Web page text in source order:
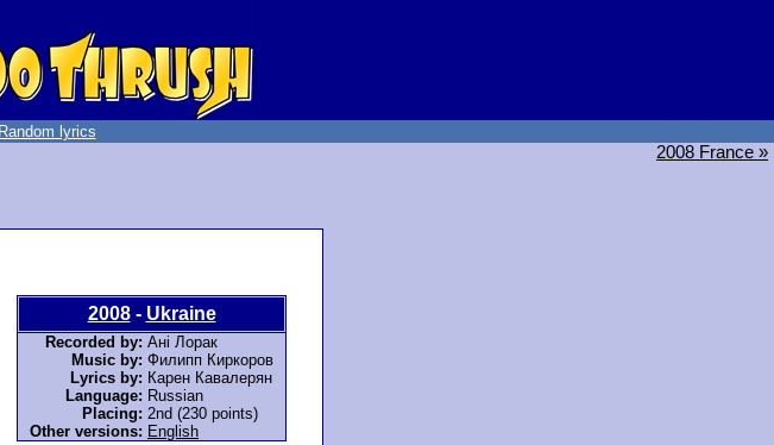
Random lyrics
2008 France »
2008- Ukraine
Recorded by: Ані Лорак
Music by: Филипп Киркоров
Lyrics by: Карен Кавалерян
Language: Russian
Placing: 2nd (230 points)
Other versions: English